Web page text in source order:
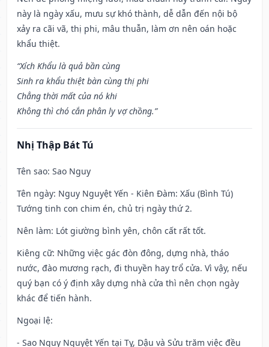
này là ngày xấu, mưu sự khó thành, dễ dẫn đến nội bộ
xảy ra cãi vã, thị phi, mâu thuẫn, làm ơn nên oán hoặc
khẩu thiệt.
“Xích Khẩu là quả bần cùng
Sinh ra khẩu thiệt bàn cùng thị phi
Chẳng thời mất của nó khi
Không thì chó cắn phân ly vợ chồng.”
Nhị Thập Bát Tú
Tên sao: Sao Nguy
Tên ngày: Nguy Nguyệt Yến - Kiên Đàm: Xấu (Bình Tú)
Tướng tinh con chim én, chủ trị ngày thứ 2.
Nên làm: Lót giường bình yên, chôn cất rất tốt.
Kiêng cữ: Những việc gác đòn đông, dựng nhà, tháo
nước, đào mương rạch, đi thuyền hay trổ cửa. Vì vậy, nếu
quý bạn có ý định xây dựng nhà cửa thì nên chọn ngày
khác để tiến hành.
Ngoại lệ:
- Sao Nguy Nguyệt Yến tại Tỵ, Dậu và Sửu trăm việc đều